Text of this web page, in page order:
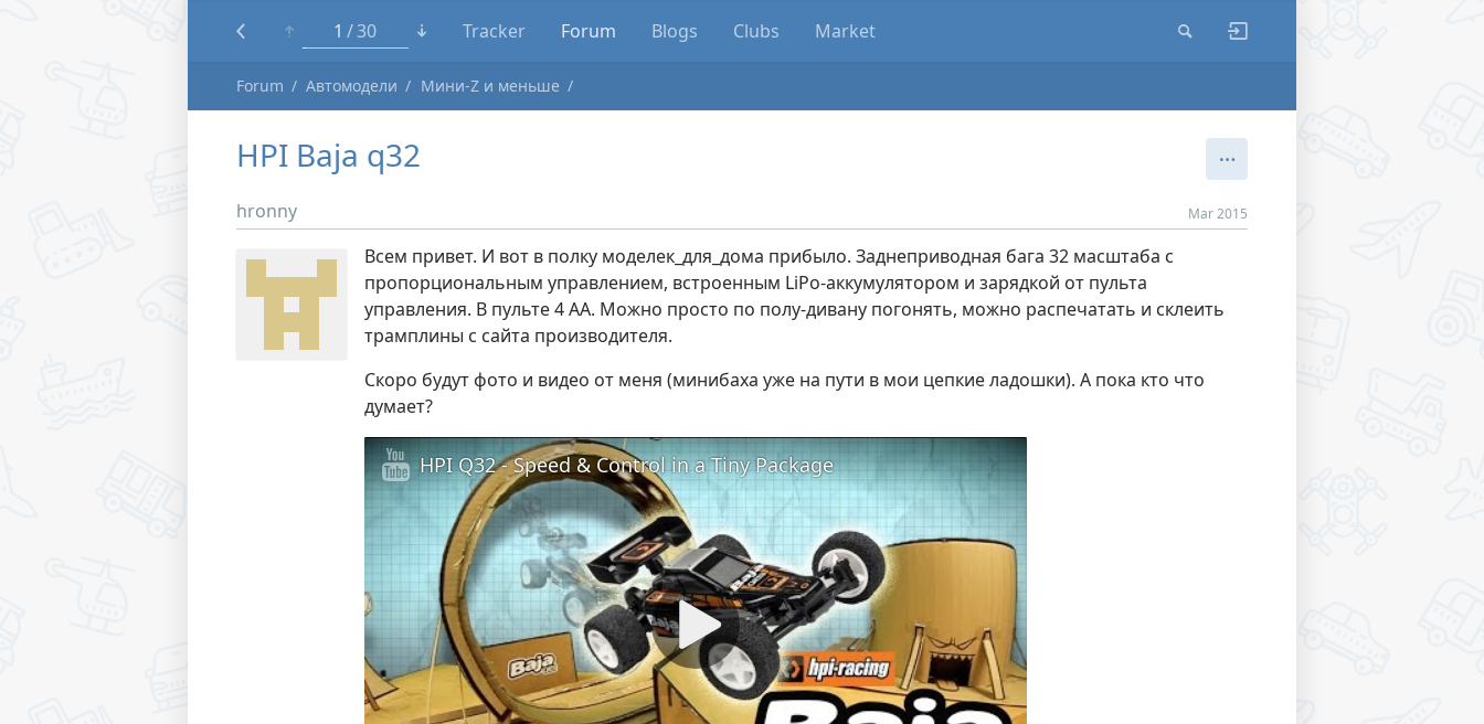
1 30 Tracker Forum Blogs Clubs Market
Forum Автомодели Мини-Z и меньше
HPI Baja q32
hronny Mar 2015
Всем привет. И вот в полку моделек_для_дома прибыло. Заднеприводная бага 32 масштаба с
пропорциональным управлением, встроенным LiPo-аккумулятором и зарядкой от пульта
управления. В пульте 4 АА. Можно просто по полу-дивану погонять, можно распечатать и склеить
трамплины с сайта производителя.
Скоро будут фото и видео от меня (минибаха уже на пути в мои цепкие ладошки). А пока кто что
думает?
HPI Q32 - Speed & Control in a Tiny Package